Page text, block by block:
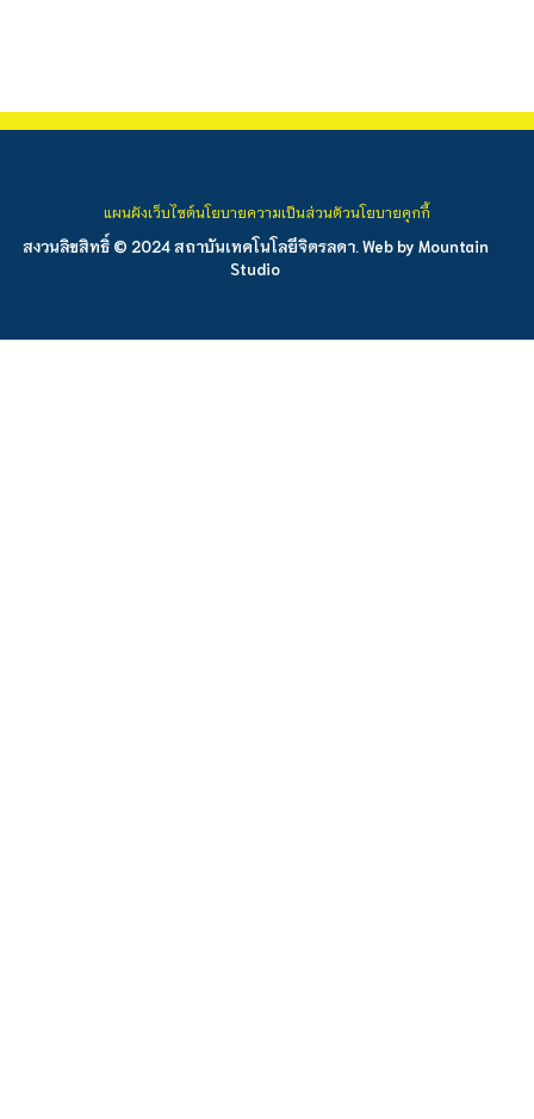
สงวนลิขสิทธิ์ © 2024 สถาบันเทคโนโลยีจิตรลดา. Web by Mountain
Studio
แผนผังเว็บไซต์นโยบายความเป็นส่วนตัวนโยบายคุกกี้